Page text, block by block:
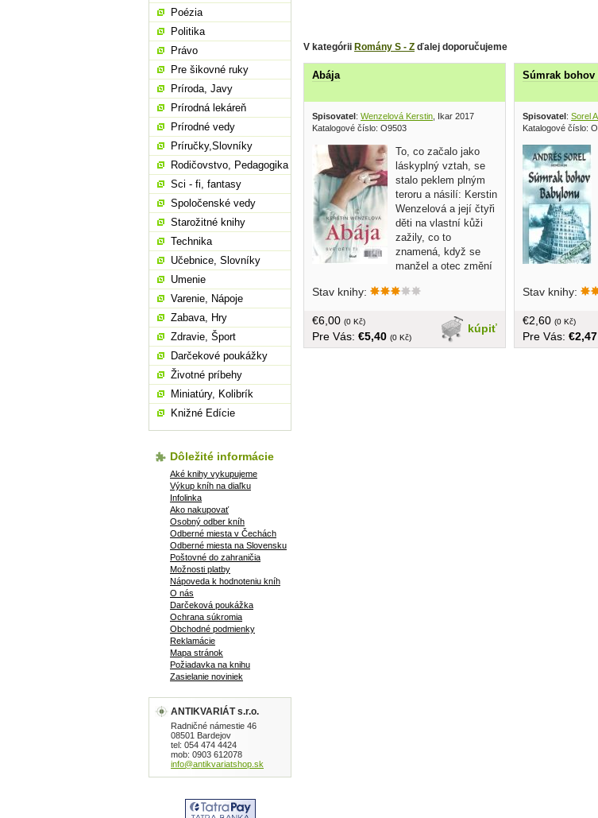
V kategórii Romány S - Z ďalej doporučujeme
Abája
Spisovatel: Wenzelová Kerstin , Ikar 2017
Katalogové číslo: O9503
To, co začalo jako
láskyplný vztah, se
stalo peklem plným
teroru a násilí: Kerstin
Wenzelová a její čtyři
děti na vlastní kůži
zažily, co to
znamená, když se
manžel a otec změní
staví údajné příkazy své víry nad
Mohamed M. svou ženu a děti násilím
ve Spojených arabských emirátech, kde
jsou vystaveny masivnímu týrání. Přes
Stav knihy:
kúpiť
€6,00 (0 Kč)
Pre Vás: €5,40 (0 Kč)
Súmrak bohov
Spisovatel: Sorel
Katalogové číslo:
freske na
Stav knihy:
€2,60 (0 Kč)
Pre Vás: €2,47
Poézia
Politika
Právo
Pre šikovné ruky
Príroda, Javy
Prírodná lekáreň
Prírodné vedy
Príručky,Slovníky
Rodičovstvo, Pedagogika
Sci - fi, fantasy
Spoločenské vedy
Starožitné knihy
Technika
Učebnice, Slovníky
Umenie
Varenie, Nápoje
Zabava, Hry
Zdravie, Šport
Darčekové poukážky
Životné príbehy
Miniatúry, Kolibrík
Knižné Edície
Dôležité informácie
Aké knihy vykupujeme
Výkup kníh na diaľku
Infolinka
Ako nakupovať
Osobný odber kníh
Odberné miesta v Čechách
Odberné miesta na Slovensku
Poštovné do zahraničia
Možnosti platby
Nápoveda k hodnoteniu kníh
O nás
Darčeková poukážka
Ochrana súkromia
Obchodné podmienky
Reklamácie
Mapa stránok
Požiadavka na knihu
Zasielanie noviniek
ANTIKVARIÁT s.r.o.
Radničné námestie 46
08501 Bardejov
tel: 054 474 4424
mob: 0903 612078
info@antikvariatshop.sk